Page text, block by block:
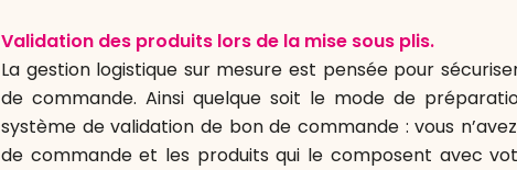
Validation des produits lors de la mise sous plis.
La gestion logistique sur mesure est pensée pour
de commande. Ainsi quelque soit le mode de
système de validation de bon de commande : vous
de commande et les produits qui le composent avec